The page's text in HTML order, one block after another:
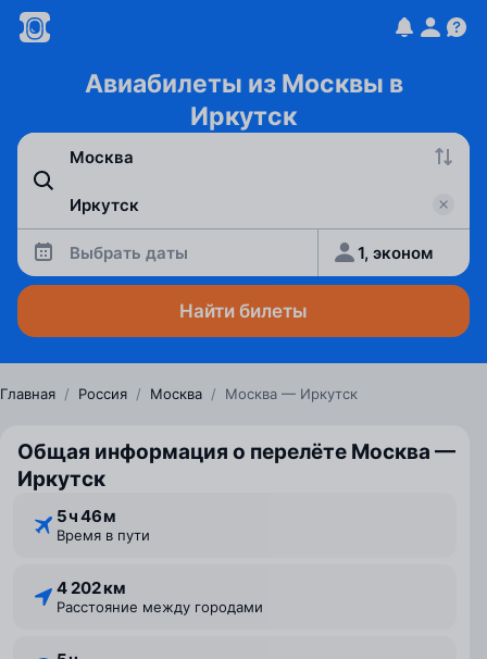
Авиабилеты из Москвы в
Иркутск
Выбрать даты 1, эконом
Найти билеты
Главная / Россия / Москва / Москва — Иркутск
Общая информация о перелёте Москва —
Иркутск
5 ⁠ч 46 ⁠м
Время в пути
4 202 км
Расстояние между городами